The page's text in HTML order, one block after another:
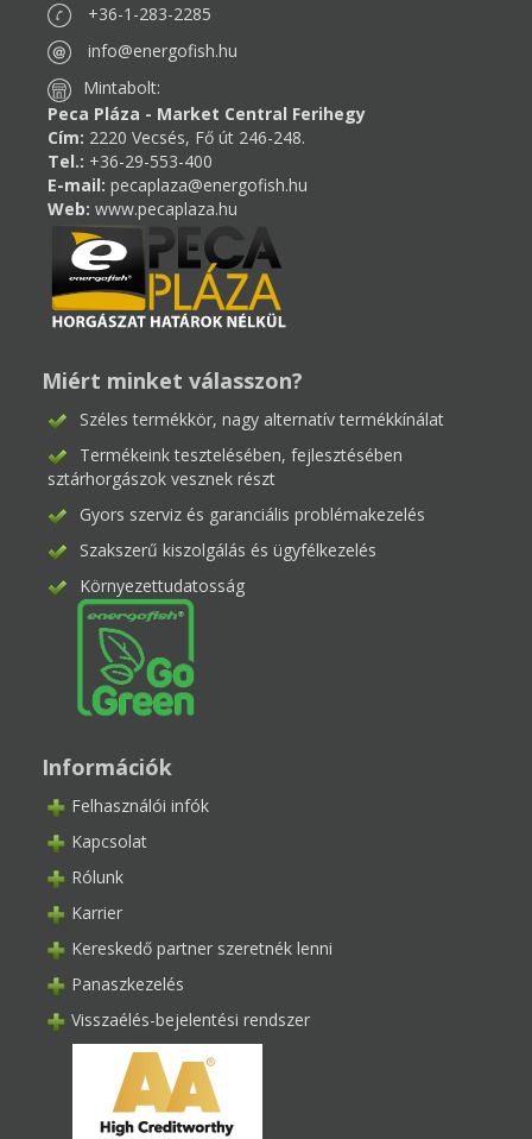
+36-1-283-2285
info@energofish.hu
Mintabolt:
Peca Pláza - Market Central Ferihegy
Cím: 2220 Vecsés, Fő út 246-248.
Tel.: +36-29-553-400
E-mail: pecaplaza@energofish.hu
Web: www.pecaplaza.hu
Miért minket válasszon?
Széles termékkör, nagy alternatív termékkínálat
Termékeink tesztelésében, fejlesztésében
sztárhorgászok vesznek részt
Gyors szerviz és garanciális problémakezelés
Szakszerű kiszolgálás és ügyfélkezelés
Környezettudatosság
Információk
Felhasználói infók
Kapcsolat
Rólunk
Karrier
Kereskedő partner szeretnék lenni
Panaszkezelés
Visszaélés-bejelentési rendszer